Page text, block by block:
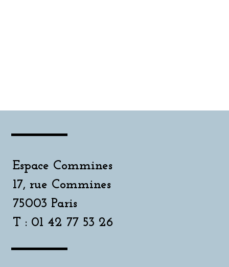
Espace Commines
17, rue Commines
75003 Paris
T : 01 42 77 53 26